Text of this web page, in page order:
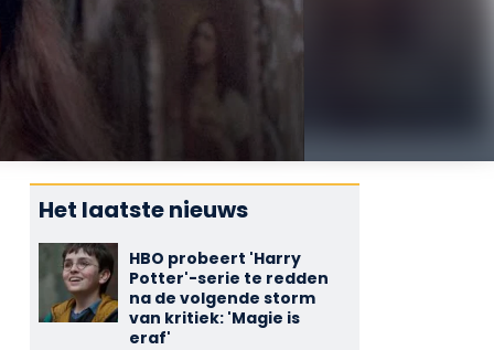
Het laatste nieuws
HBO probeert 'Harry
Potter'-serie te redden
na de volgende storm
van kritiek: 'Magie is
eraf'